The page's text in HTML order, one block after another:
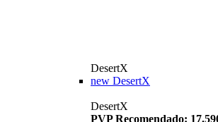
DesertX
new DesertX
DesertX
PVP Recomendado: